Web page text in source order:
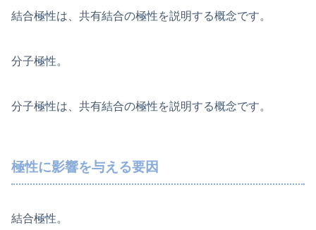
結合極性は、共有結合の極性を説明する概念です。
分子極性。
分子極性は、共有結合の極性を説明する概念です。
極性に影響を与える要因
結合極性。